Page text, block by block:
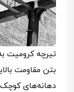
تیرچه کرومیت
بتن مقاومت
دهانه‌های